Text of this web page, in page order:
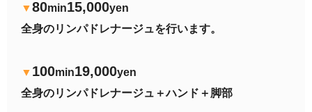
▼80min15,000yen
全身のリンパドレナージュを行います。
▼ 100min19,000yen
全身のリンパドレナージュ＋ハンド＋脚部